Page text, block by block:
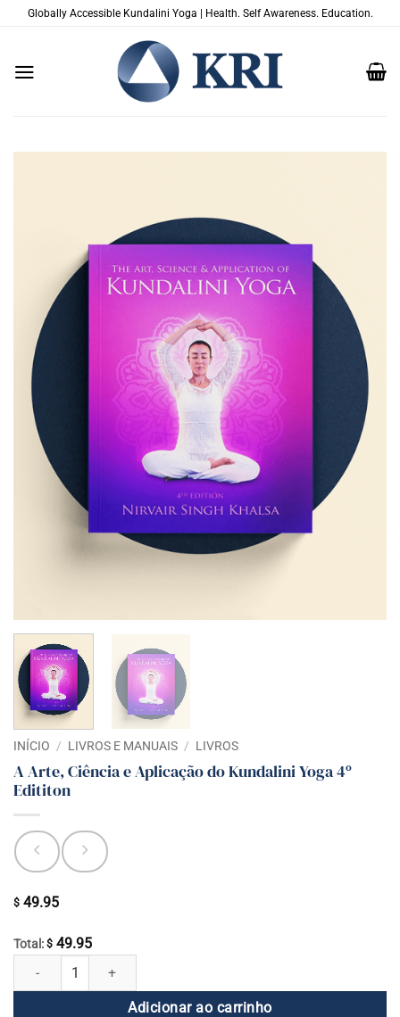
Globally Accessible Kundalini Yoga | Health. Self Awareness. Education.
INÍCIO / LIVROS E MANUAIS / LIVROS
A Arte, Ciência e Aplicação do Kundalini Yoga 4º
Edititon
$ 49.95
Total: $ 49.95
A Arte, Ciência e Aplicação do Kundalini Yoga 4º Edititon quantidade
Adicionar ao carrinho